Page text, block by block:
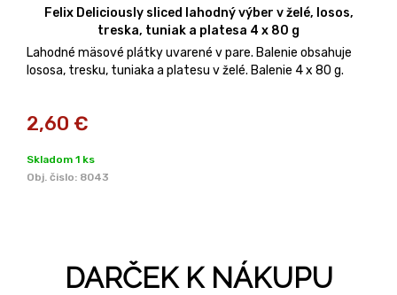
Felix Deliciously sliced lahodný výber v želé, losos,
treska, tuniak a platesa 4 x 80 g
Lahodné mäsové plátky uvarené v pare. Balenie obsahuje
lososa, tresku, tuniaka a platesu v želé. Balenie 4 x 80 g.
2,60 €
Skladom 1 ks
Obj. čislo: 8043
DARČEK K NÁKUPU